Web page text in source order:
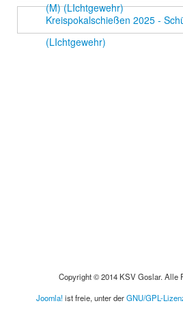
(M) (LIchtgewehr)
Kreispokalschießen 2025 -
(LIchtgewehr)
Copyright © 2014 KSV Goslar. Alle
Joomla! ist freie, unter derGNU/GPL-